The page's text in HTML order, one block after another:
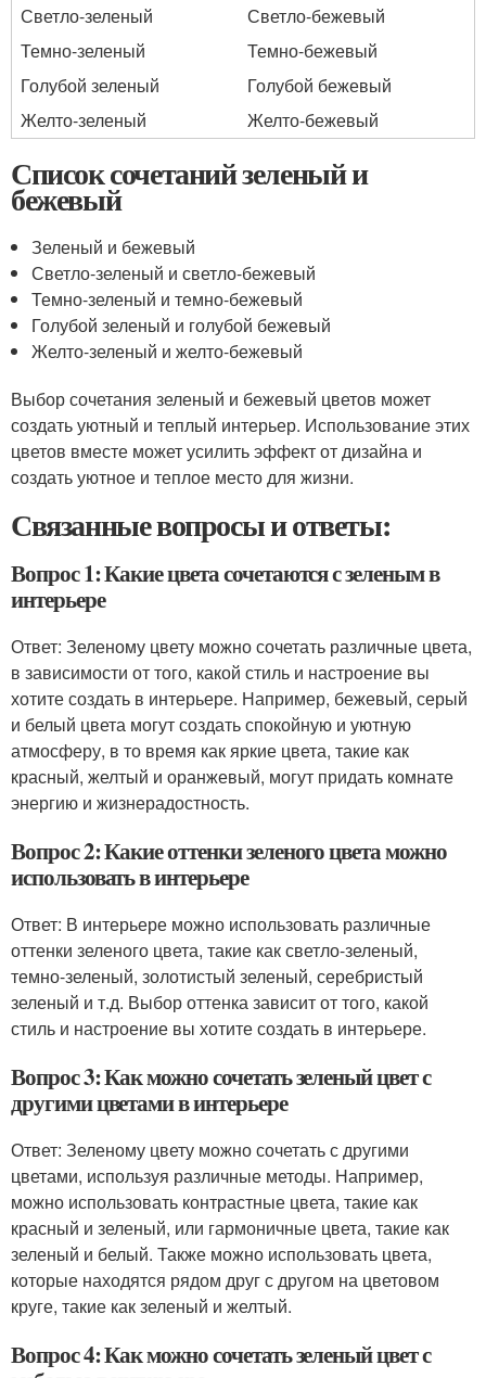
Светло-зеленый
Светло-бежевый
Темно-зеленый
Темно-бежевый
Голубой зеленый
Голубой бежевый
Желто-зеленый
Желто-бежевый
Список сочетаний зеленый и
бежевый
Зеленый и бежевый
Светло-зеленый и светло-бежевый
Темно-зеленый и темно-бежевый
Голубой зеленый и голубой бежевый
Желто-зеленый и желто-бежевый
Выбор сочетания зеленый и бежевый цветов может
создать уютный и теплый интерьер. Использование этих
цветов вместе может усилить эффект от дизайна и
создать уютное и теплое место для жизни.
Связанные вопросы и ответы:
Вопрос 1: Какие цвета сочетаются с зеленым в
интерьере
Ответ: Зеленому цвету можно сочетать различные цвета,
в зависимости от того, какой стиль и настроение вы
хотите создать в интерьере. Например, бежевый, серый
и белый цвета могут создать спокойную и уютную
атмосферу, в то время как яркие цвета, такие как
красный, желтый и оранжевый, могут придать комнате
энергию и жизнерадостность.
Вопрос 2: Какие оттенки зеленого цвета можно
использовать в интерьере
Ответ: В интерьере можно использовать различные
оттенки зеленого цвета, такие как светло-зеленый,
темно-зеленый, золотистый зеленый, серебристый
зеленый и т.д. Выбор оттенка зависит от того, какой
стиль и настроение вы хотите создать в интерьере.
Вопрос 3: Как можно сочетать зеленый цвет с
другими цветами в интерьере
Ответ: Зеленому цвету можно сочетать с другими
цветами, используя различные методы. Например,
можно использовать контрастные цвета, такие как
красный и зеленый, или гармоничные цвета, такие как
зеленый и белый. Также можно использовать цвета,
которые находятся рядом друг с другом на цветовом
круге, такие как зеленый и желтый.
Вопрос 4: Как можно сочетать зеленый цвет с